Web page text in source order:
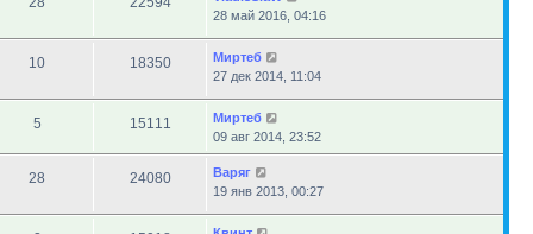
28 май 2016, 04:16
10 18350
Миртеб
27 дек 2014, 11:04
5 15111
Миртеб
09 авг 2014, 23:52
28 24080
Варяг
19 янв 2013, 00:27